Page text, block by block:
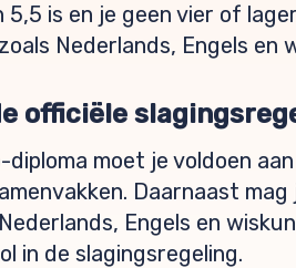
5,5 is en je geen vier of
Nederlands, Engels
officiële
diploma moet je voldoen
Daarnaast
Engels en
in de slagingsregeling.